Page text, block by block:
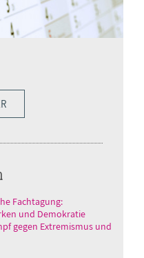
Fachtagung:
und Demokratie
gegen Extremismus und